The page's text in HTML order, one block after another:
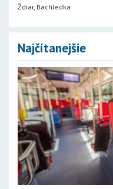
Ždiar, Bachledka
Najčítanejšie